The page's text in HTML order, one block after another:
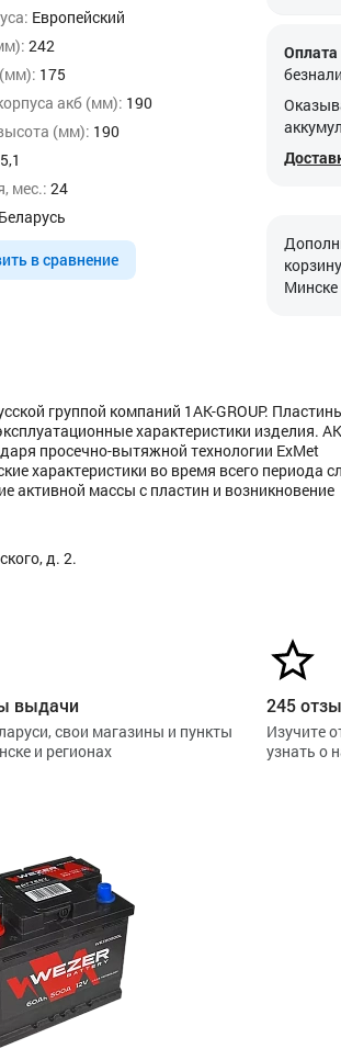
Европейский
242
175
акб (мм): 190
(мм): 190
мес.: 24
Беларусь
в сравнение
Оплата
группой компаний 1AK-GROUP.
характеристики изделия.
просечно-вытяжной технологии ExMet
характеристики во время всего периода
активной массы с пластин и возникновение
д. 2.
выдачи
свои магазины и пункты
и регионах
245
Изучите
узнать о